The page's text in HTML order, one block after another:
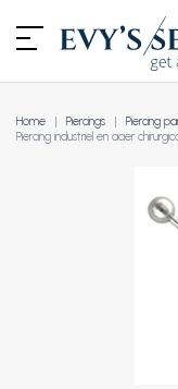
Home Piercings Piercing
Piercing industriel en acier